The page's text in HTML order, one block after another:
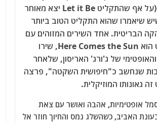
Road, (על אף שהתקליט Let it Be יצא מאוחר
שיאמרו שהוא התקליט הטוב ביותר
הבריטית. אחד השירים המזוהים עם
התקליט הוא Here Comes the Sun, שירו
של ג'ורג' האריסון, שלאחר
שנחשב כ"חיפושית השקטה", פרצה
גאונותו המוזיקלית.
אופטימיות, אהבה ואושר עם צאת
האביב, כשהשלג נמס והחיוך חוזר אל